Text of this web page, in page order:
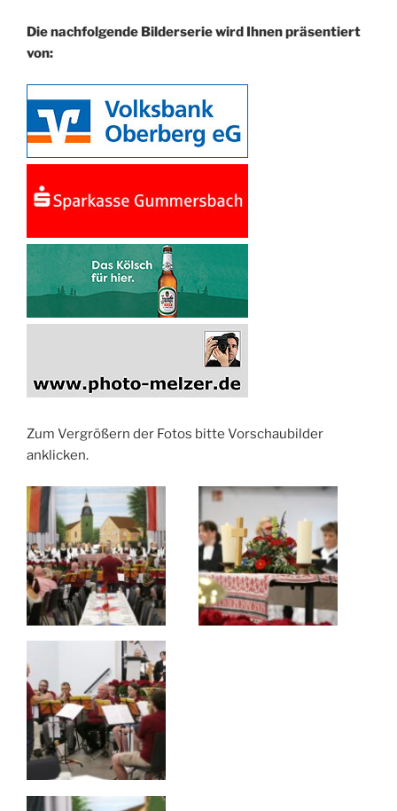
Die nachfolgende Bilderserie wird Ihnen präsentiert
von:
Zum Vergrößern der Fotos bitte Vorschaubilder
anklicken.